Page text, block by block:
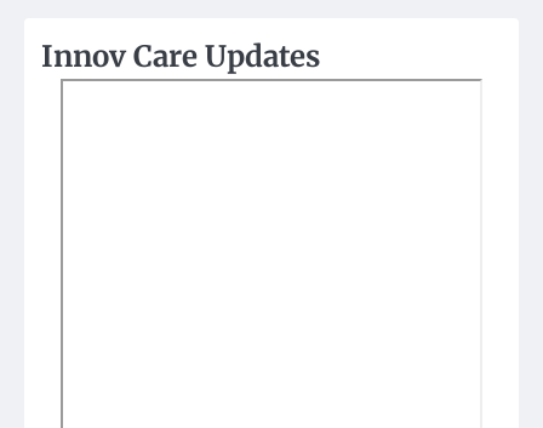
Innov Care Updates